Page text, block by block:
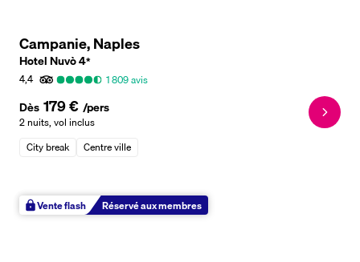
Campanie, Naples
Hotel Nuvò4*
4,4
1 809avis
Dès 179 € /pers
2 nuits, vol inclus
City break
Centre ville
Vente flash Réservé aux membres